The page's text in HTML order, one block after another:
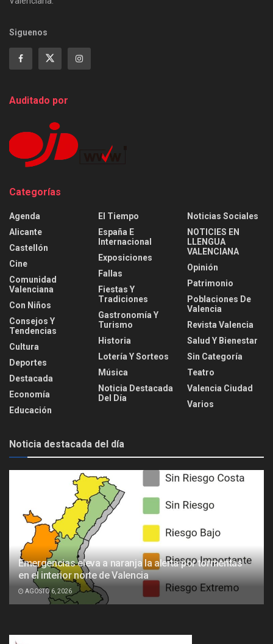
Siguenos
Auditado por
Categorías
Agenda
Alicante
Castellón
Cine
Comunidad
Valenciana
Con Niños
Consejos Y
Tendencias
Cultura
Deportes
Destacada
Economía
Educación
El Tiempo
España E
Internacional
Exposiciones
Fallas
Fiestas Y
Tradiciones
Gastronomía Y
Turismo
Historia
Lotería Y Sorteos
Música
Noticia Destacada
Del Día
Noticias Sociales
NOTICIES EN
LLENGUA
VALENCIANA
Opinión
Patrimonio
Poblaciones De
Valencia
Revista Valencia
Salud Y Bienestar
Sin Categoría
Teatro
Valencia Ciudad
Varios
Noticia destacada del día
Emergencias eleva a naranja la alerta por tormentas
en el interior norte de Valencia
AGOSTO 6, 2026